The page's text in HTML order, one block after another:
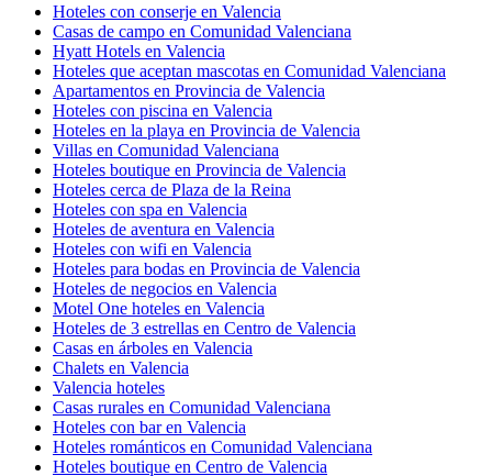
Hoteles con conserje en Valencia
Casas de campo en Comunidad Valenciana
Hyatt Hotels en Valencia
Hoteles que aceptan mascotas en Comunidad Valenciana
Apartamentos en Provincia de Valencia
Hoteles con piscina en Valencia
Hoteles en la playa en Provincia de Valencia
Villas en Comunidad Valenciana
Hoteles boutique en Provincia de Valencia
Hoteles cerca de Plaza de la Reina
Hoteles con spa en Valencia
Hoteles de aventura en Valencia
Hoteles con wifi en Valencia
Hoteles para bodas en Provincia de Valencia
Hoteles de negocios en Valencia
Motel One hoteles en Valencia
Hoteles de 3 estrellas en Centro de Valencia
Casas en árboles en Valencia
Chalets en Valencia
Valencia hoteles
Casas rurales en Comunidad Valenciana
Hoteles con bar en Valencia
Hoteles románticos en Comunidad Valenciana
Hoteles boutique en Centro de Valencia